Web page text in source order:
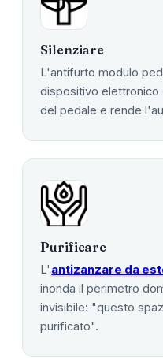
Silenziare
L'antifurto modulo
dispositivo elettronico
del pedale e rende
Purificare
L'antizanzare da
inonda il perimetro
invisibile: "questo
purificato".